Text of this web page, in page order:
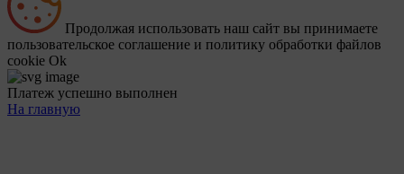
Продолжая использовать наш сайт вы принимаете
пользовательское соглашение и политику обработки файлов
cookie Ok
Платеж успешно выполнен
На главную